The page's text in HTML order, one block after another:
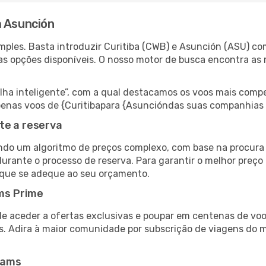
Basta introduzir Curitiba (CWB) e Asunción (ASU)
opções disponíveis. O nosso motor de busca encontra
inteligente”, com a qual destacamos os voos mais
voos de {Curitibapara {Asuncióndas suas
a reserva
um algoritmo de preços complexo, com base na
o processo de reserva. Para garantir o melhor
se adeque ao seu orçamento.
Prime
aceder a ofertas exclusivas e poupar em centenas de
à maior comunidade por subscrição de viagens do